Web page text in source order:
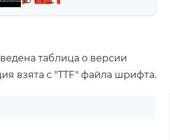
таблица о версии
взята с "TTF" файла шрифта.